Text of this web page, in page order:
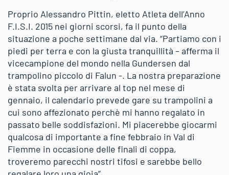
Proprio Alessandro Pittin, eletto Atleta dell’Anno
F.I.S.I. 2015 nei giorni scorsi, fa il punto della
situazione a poche settimane dal via. “Partiamo con i
piedi per terra e con la giusta tranquillità – afferma il
vicecampione del mondo nella Gundersen dal
trampolino piccolo di Falun -. La nostra preparazione
è stata svolta per arrivare al top nel mese di
gennaio, il calendario prevede gare su trampolini a
cui sono affezionato perchè mi hanno regalato in
passato belle soddisfazioni. Mi piacerebbe giocarmi
qualcosa di importante a fine febbraio in Val di
Fiemme in occasione delle finali di coppa,
troveremo parecchi nostri tifosi e sarebbe bello